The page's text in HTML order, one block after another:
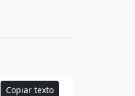
Copiar texto